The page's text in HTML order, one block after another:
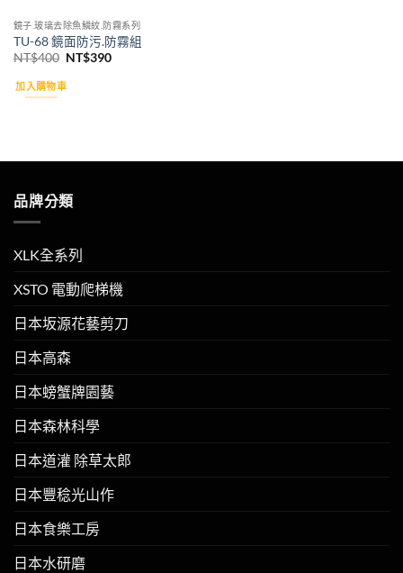
鏡子.玻璃去除魚鱗紋.防霧系列
TU-68 鏡面防污.防霧組
NT$400 原
價
格：
NT$390目
加入購物車
品牌分類
XLK全系列
XSTO 電動爬梯機
日本坂源花藝剪刀
日本高森
日本螃蟹牌園藝
日本森林科學
日本道灌 除草太郎
日本豐稔光山作
日本食樂工房
日本水研磨